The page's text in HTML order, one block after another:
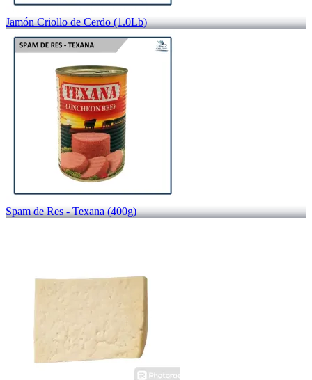
Jamón Criollo de Cerdo (1.0Lb)
Spam de Res - Texana (400g)